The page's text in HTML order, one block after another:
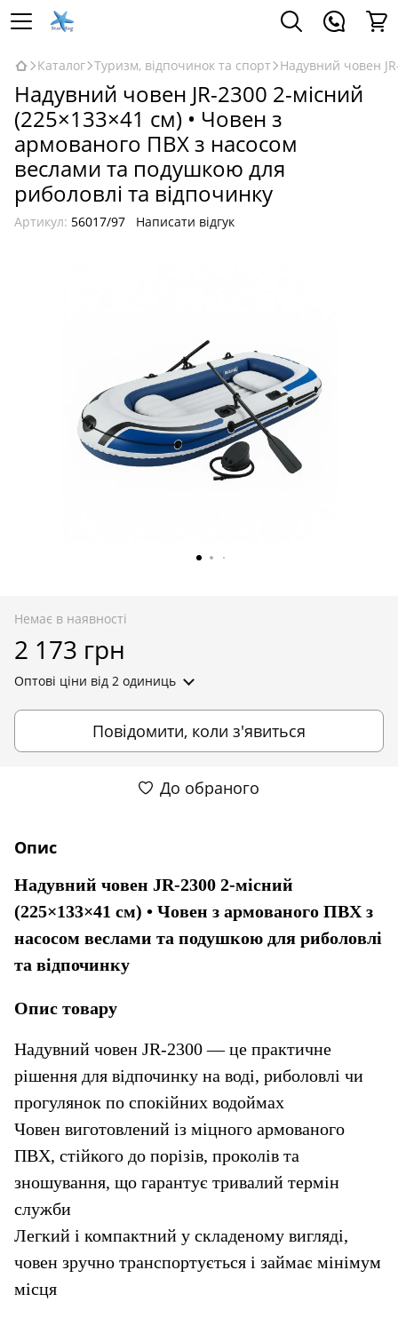
Каталог Туризм, відпочинок та спорт Надувний човен
Надувний човен JR-2300 2-місний
(225×133×41 см) • Човен з
армованого ПВХ з насосом
веслами та подушкою для
риболовлі та відпочинку
Артикул: 56017/97 Написати відгук
Немає в наявності
2 173 грн
Оптові ціни від 2 одиниць
Повідомити, коли з'явиться
До обраного
Опис
Надувний човен JR-2300 2-місний
(225×133×41 см) • Човен з армованого ПВХ з
насосом веслами та подушкою для риболовлі
та відпочинку
Опис товару
Надувний човен JR-2300 — це практичне
рішення для відпочинку на воді, риболовлі чи
прогулянок по спокійних водоймах
Човен виготовлений із міцного армованого
ПВХ, стійкого до порізів, проколів та
зношування, що гарантує тривалий термін
служби
Легкий і компактний у складеному вигляді,
човен зручно транспортується і займає мінімум
місця